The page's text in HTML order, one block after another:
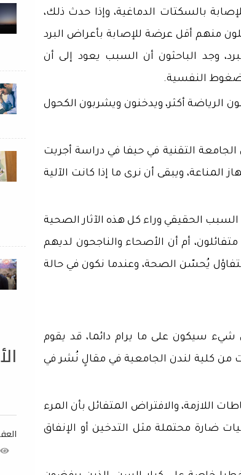
بالسكتات الدماغية، وإذا حدث ذلك،
منهم أقل عرضة للإصابة بأعراض البرد
وجد الباحثون أن السبب يعود إلى أن
النفسية.
الرياضة أكثر، ويدخنون ويشربون الكحول
التقنية في حيفا في دراسة أجريت
المناعة، ويبقى أن نرى ما إذا كانت الآلية
الحقيقي وراء كل هذه الآثار الصحية
أم أن الأصحاء والناجحون لديهم
يُحسّن الصحة، وعندما نكون في حالة
سيكون على ما يرام دائما، قد يقوم
من كلية لندن الجامعية في مقالٍ نُشر في
اللازمة، والافتراض المتفائل بأن المرء
ضارة محتملة مثل التدخين أو الإنفاق